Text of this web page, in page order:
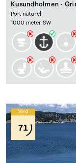
Kusundholmen -
Port naturel
1000 meter SW
Wind
71